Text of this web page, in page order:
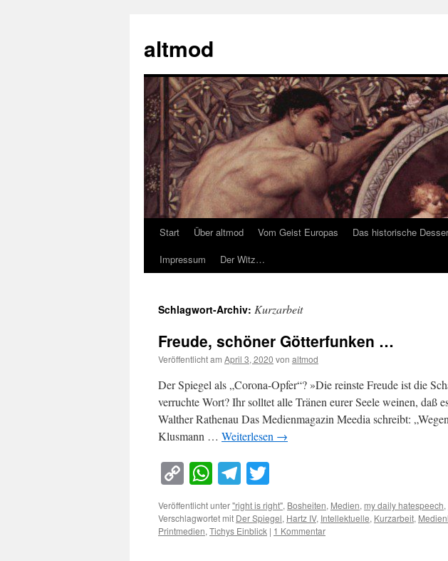
springen
altmod
Start Über altmod Vom Geist Europas Das historische
Impressum
Der Witz…
Schlagwort-Archiv: Kurzarbeit
Freude, schöner Götterfunken …
Veröffentlicht am April 3, 2020 von altmod
Der Spiegel als „Corona-Opfer“? »Die reinste Freude ist die
verruchte Wort? Ihr solltet alle Tränen eurer Seele weinen, daß
Walther Rathenau Das Medienmagazin Meedia schreibt:
Klusmann … Weiterlesen →
Copy
Link
WhatsApp
Telegram
Veröffentlicht unter"right is right", Bosheiten, Medien, my daily hatespeech,
Verschlagwortet mit Der Spiegel, Hartz IV, Intellektuelle, Kurzarbeit,
Printmedien,Tichys Einblick | 1 Kommentar